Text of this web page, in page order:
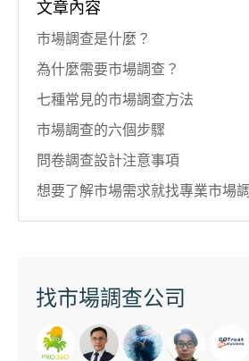
文章內容
市場調查是什麼？
為什麼需要市場調查？
七種常見的市場調查方法
市場調查的六個步驟
問卷調查設計注意事項
想要了解市場需求就找專業市場
找市場調查公司